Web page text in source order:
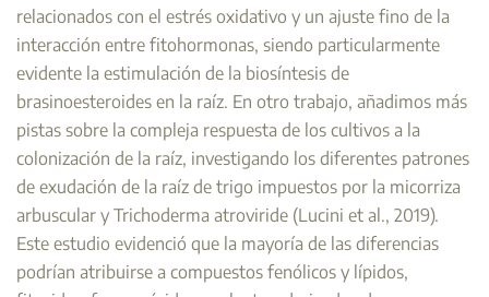
relacionados con el estrés oxidativo y un ajuste fino de la
interacción entre fitohormonas, siendo particularmente
evidente la estimulación de la biosíntesis de
brasinoesteroides en la raíz. En otro trabajo, añadimos más
pistas sobre la compleja respuesta de los cultivos a la
colonización de la raíz, investigando los diferentes patrones
de exudación de la raíz de trigo impuestos por la micorriza
arbuscular y Trichoderma atroviride (Lucini et al., 2019).
Este estudio evidenció que la mayoría de las diferencias
podrían atribuirse a compuestos fenólicos y lípidos,